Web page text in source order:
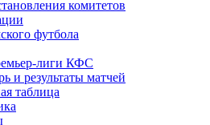
комитетов
футбола
лиги КФС
и результаты матчей
таблица